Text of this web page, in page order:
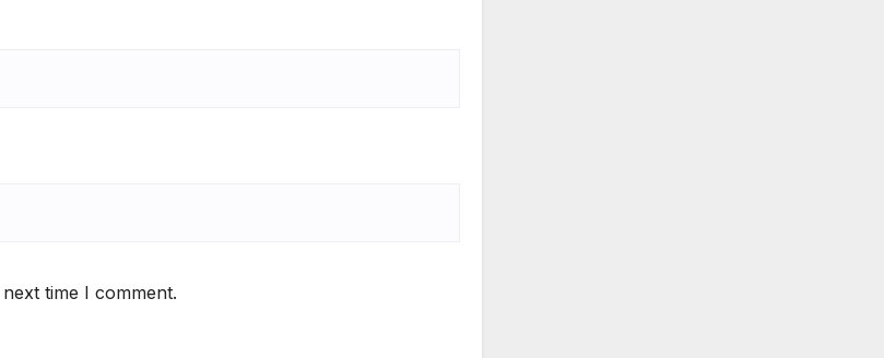
time I comment.